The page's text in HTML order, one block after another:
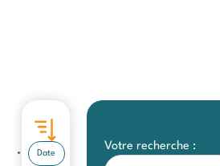
Votre recherche :
Date